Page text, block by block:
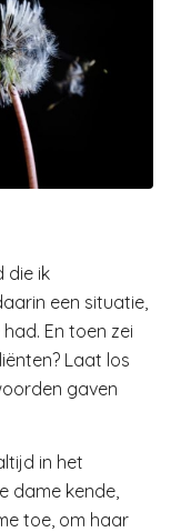
die ik
een situatie,
En toen zei
Laat los
gaven
in het
dame kende,
toe, om haar